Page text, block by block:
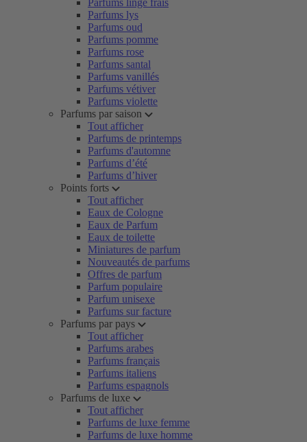
Parfums linge frais
Parfums lys
Parfums oud
Parfums pomme
Parfums rose
Parfums santal
Parfums vanillés
Parfums vétiver
Parfums violette
Parfums par saison
Tout afficher
Parfums de printemps
Parfums d'automne
Parfums d’été
Parfums d’hiver
Points forts
Tout afficher
Eaux de Cologne
Eaux de Parfum
Eaux de toilette
Miniatures de parfum
Nouveautés de parfums
Offres de parfum
Parfum populaire
Parfum unisexe
Parfums sur facture
Parfums par pays
Tout afficher
Parfums arabes
Parfums français
Parfums italiens
Parfums espagnols
Parfums de luxe
Tout afficher
Parfums de luxe femme
Parfums de luxe homme